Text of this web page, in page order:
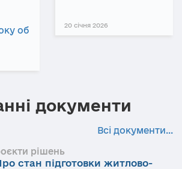
об
20 січня 2026
документи
Всі документи...
рішень
стан підготовки житлово-